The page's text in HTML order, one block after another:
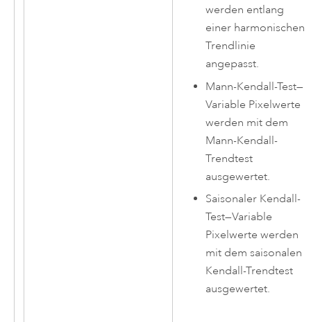
werden entlang
einer harmonischen
Trendlinie
angepasst.
Mann-Kendall-Test—
Variable Pixelwerte
werden mit dem
Mann-Kendall-
Trendtest
ausgewertet.
Saisonaler Kendall-
Test—Variable
Pixelwerte werden
mit dem saisonalen
Kendall-Trendtest
ausgewertet.